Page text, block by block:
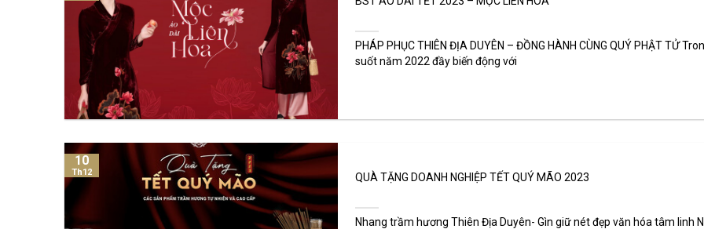
PHÁP PHỤC THIÊN ĐỊA DUYÊN – ĐỒNG HÀNH CÙNG QUÝ PHẬT TỬ
suốt năm 2022 đầy biến động với
QUÀ TẶNG DOANH NGHIỆP TẾT QUÝ MÃO 2023
Nhang trầm hương Thiên Địa Duyên- Gìn giữ nét đẹp văn hóa tâm linh
10
Th12